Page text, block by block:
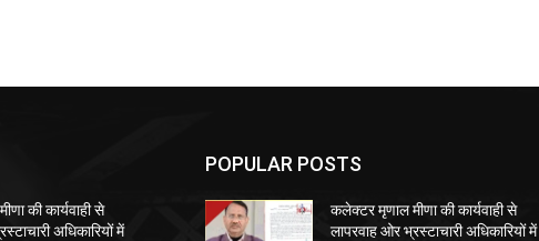
की कार्यवाही से
अधिकारियों में
POPULAR POSTS
कलेक्टर मृणाल मीणा की कार्यवाही से
लापरवाह ओर भ्रस्टाचारी अधिकारियों में